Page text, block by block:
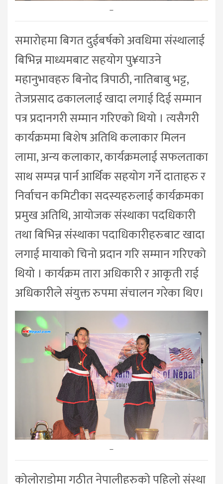
–
समारोहमा बिगत दुईबर्षको अवधिमा संस्थालाई
बिभिन्न माध्यमबाट सहयोग पु¥याउने
महानुभावहरु बिनोद त्रिपाठी, नातिबाबु भट्ट,
तेजप्रसाद ढकाललाई खादा लगाई दिई सम्मान
पत्र प्रदानगरी सम्मान गरिएको थियो । त्यसैगरी
कार्यक्रममा बिशेष अतिथि कलाकार मिलन
लामा, अन्य कलाकार, कार्यक्रमलाई सफलताका
साथ सम्पन्न पार्न आर्थिक सहयोग गर्ने दाताहरु र
निर्वाचन कमिटीका सदस्यहरुलाई कार्यक्रमका
प्रमुख अतिथि, आयोजक संस्थाका पदधिकारी
तथा बिभिन्न संस्थाका पदाधिकारीहरुबाट खादा
लगाई मायाको चिनो प्रदान गरि सम्मान गरिएको
थियो । कार्यक्रम तारा अधिकारी र आकृती राई
अधिकारीले संयुक्त रुपमा संचालन गरेका थिए।
–